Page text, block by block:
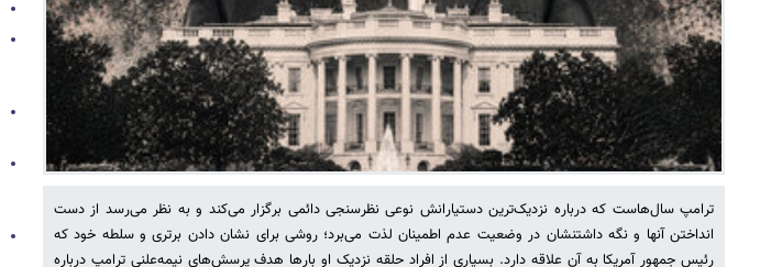
ترامپ سال‌هاست که درباره نزدیک‌ترین دستیارانش نوعی نظرسنجی دائمی برگزار می‌کند و به نظر می‌رسد از دست
انداختن آنها و نگه داشتنشان در وضعیت عدم اطمینان لذت می‌برد؛ روشی برای نشان دادن برتری و سلطه خود که
رئیس جمهور آمریکا به آن علاقه دارد. بسیاری از افراد حلقه نزدیک او بارها هدف پرسش‌های نیمه‌علنی ترامپ درباره